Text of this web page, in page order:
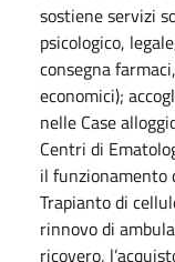
sostiene servizi
psicologico,
consegna
economici);
nelle Case
Centri di
il funzionamento
Trapianto di
rinnovo di
ricovero,